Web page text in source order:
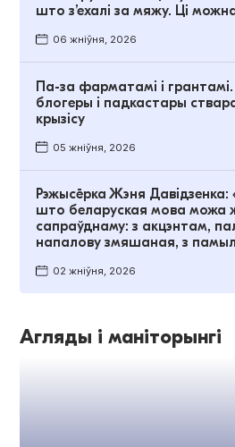
што з’ехалі за мяжу. Ці
06 жніўня, 2026
Па-за фарматамі і грантамі.
блогеры і падкастары
крызісу
05 жніўня, 2026
Рэжысёрка Жэня
што беларуская мова можа
сапраўднаму: з акцэнтам,
напалову змяшаная, з
02 жніўня, 2026
Агляды і маніторынгі